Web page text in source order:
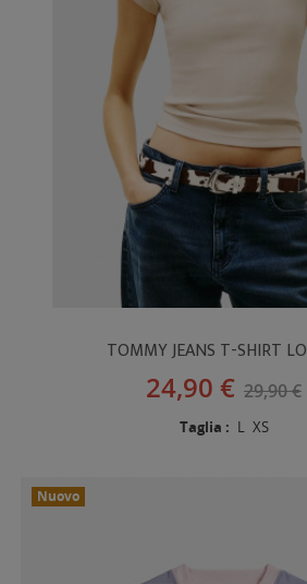
TOMMY JEANS T-SHIRT
24,90 € 29,90 €
Taglia : L XS
Nuovo